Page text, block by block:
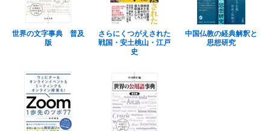
世界の文字事典 普及
版
さらにくつがえされた
戦国・安土桃山・江戸
史
中国仏教の経典解釈と
思想研究